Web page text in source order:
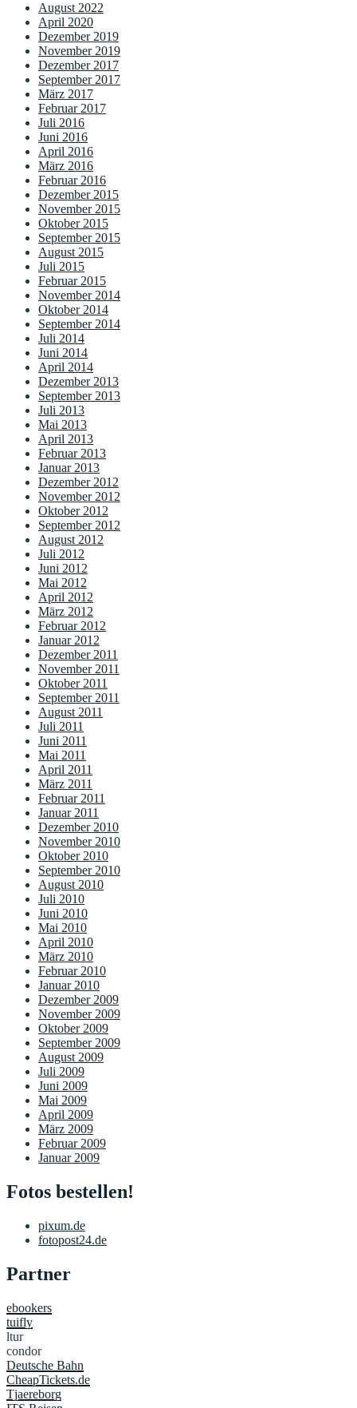
August 2022
April 2020
Dezember 2019
November 2019
Dezember 2017
September 2017
März 2017
Februar 2017
Juli 2016
Juni 2016
April 2016
März 2016
Februar 2016
Dezember 2015
November 2015
Oktober 2015
September 2015
August 2015
Juli 2015
Februar 2015
November 2014
Oktober 2014
September 2014
Juli 2014
Juni 2014
April 2014
Dezember 2013
September 2013
Juli 2013
Mai 2013
April 2013
Februar 2013
Januar 2013
Dezember 2012
November 2012
Oktober 2012
September 2012
August 2012
Juli 2012
Juni 2012
Mai 2012
April 2012
März 2012
Februar 2012
Januar 2012
Dezember 2011
November 2011
Oktober 2011
September 2011
August 2011
Juli 2011
Juni 2011
Mai 2011
April 2011
März 2011
Februar 2011
Januar 2011
Dezember 2010
November 2010
Oktober 2010
September 2010
August 2010
Juli 2010
Juni 2010
Mai 2010
April 2010
März 2010
Februar 2010
Januar 2010
Dezember 2009
November 2009
Oktober 2009
September 2009
August 2009
Juli 2009
Juni 2009
Mai 2009
April 2009
März 2009
Februar 2009
Januar 2009
Fotos bestellen!
pixum.de
fotopost24.de
Partner
ebookers
tuifly
ltur
condor
Deutsche Bahn
CheapTickets.de
Tjaereborg